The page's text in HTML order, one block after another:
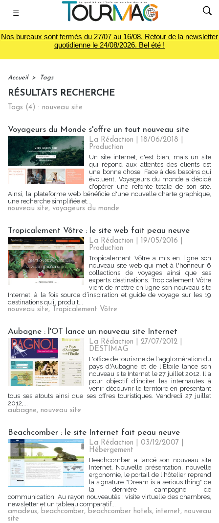
☰
Nos bureaux sont fermés du 27/07 au 16/08. Retour de la newsletter
quotidienne le 24/08/2026. Bel été !
Accueil > Tags
RÉSULTATS RECHERCHE
Tags (4) : nouveau site
Voyageurs du Monde s'offre un tout nouveau site
La Rédaction | 18/06/2018
Production
Un site internet, c'est bien, mais un site
qui répond aux attentes des clients est
une bonne chose. Face à des besoins qui
évoluent, Voyageurs du monde a décidé
d'opérer une refonte totale de son site.
Ainsi, la plateforme web bénéficie d'une nouvelle charte graphique,
une recherche simplifiée et...
nouveau site, voyageurs du monde
Tropicalement Vôtre : le site web fait peau neuve
La Rédaction | 19/05/2016
Production
Tropicalement Vôtre a mis en ligne son
nouveau site web qui met à l'honneur 6
collections de voyages ainsi que ses
experts destinations. Tropicalement Vôtre
vient de mettre en ligne son nouveau site
Internet, à la fois source d’inspiration et guide de voyage sur les 19
destinations qu’il produit...
nouveau site, Tropicalement Vôtre
Aubagne : l'OT lance un nouveau site Internet
La Rédaction | 27/07/2012
DESTIMAG
L'office de tourisme de l'agglomération du
pays d'Aubagne et de l'Etoile lance son
nouveau site Internet le 27 juillet 2012. Il a
pour objectif d'inciter les internautes à
venir découvrir le territoire en présentant
tous ses atouts ainsi que ses offres touristiques. Vendredi 27 juillet
2012,...
aubagne, nouveau site
Beachcomber : le site Internet fait peau neuve
La Rédaction | 03/12/2007
Hébergement
Beachcomber a lancé son nouveau site
Internet. Nouvelle présentation, nouvelle
ergonomie, le portail de l'hôtelier reprend
la signature "Dream is a serious thing" de
la dernière campagne de
communication. Au rayon nouveautés : visite virtuelle des chambres,
newsletter et un tableau comparatif...
amadeus, beachcomber, beachcomber hotels, internet, nouveau
site